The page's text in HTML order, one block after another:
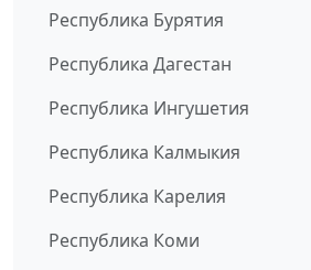
Республика Бурятия
Республика Дагестан
Республика Ингушетия
Республика Калмыкия
Республика Карелия
Республика Коми